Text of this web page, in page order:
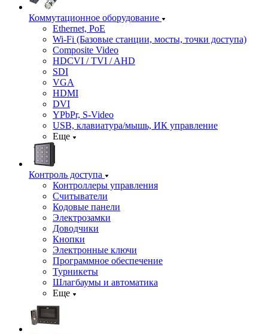
Коммутационное оборудование
Ethernet, PoE
Wi-Fi (Базовые станции, мосты, точки доступа)
Composite Video
HDCVI / TVI / AHD
SDI
VGA
HDMI
DVI
YPbPr, S-Video
USB, клавиатура/мышь, ИК управление
Еще
Контроль доступа
Контроллеры управления
Считыватели
Кодовые панели
Электрозамки
Доводчики
Кнопки
Электронные ключи
Программное обеспечение
Турникеты
Шлагбаумы и автоматика
Еще